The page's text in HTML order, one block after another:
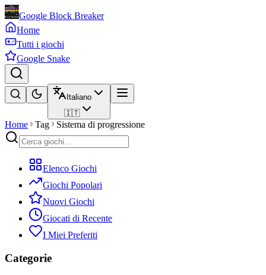
Google Block Breaker
Home
Tutti i giochi
Google Snake
Italiano
🇮🇹
Home Tag Sistema di progressione
Elenco Giochi
Giochi Popolari
Nuovi Giochi
Giocati di Recente
I Miei Preferiti
Categorie